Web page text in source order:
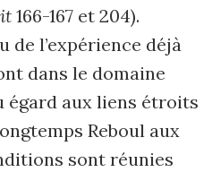
166-167 et 204).
de l’expérience déjà
dans le domaine
égard aux liens étroits
Reboul aux
sont réunies